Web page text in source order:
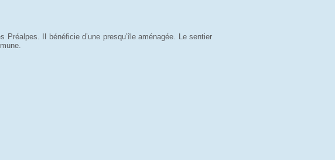
Il bénéficie d’une presqu’île aménagée. Le sentier